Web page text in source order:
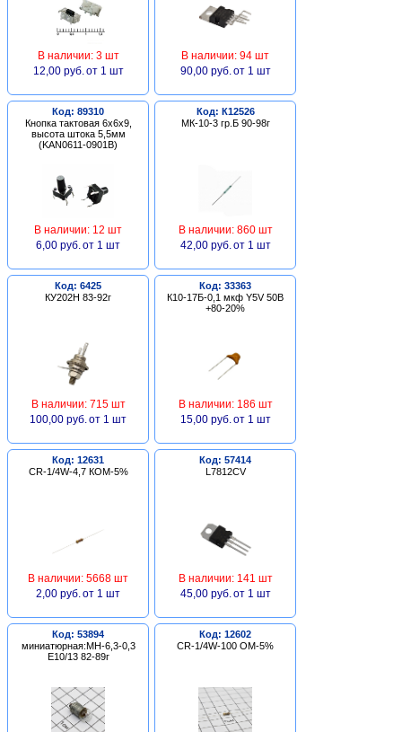
В наличии: 3 шт
12,00 руб. от 1 шт
В наличии: 94 шт
90,00 руб. от 1 шт
Код: 89310
Кнопка тактовая 6х6х9,
высота штока 5,5мм
(KAN0611-0901B)
В наличии: 12 шт
6,00 руб. от 1 шт
Код: К12526
МК-10-3 гр.Б 90-98г
В наличии: 860 шт
42,00 руб. от 1 шт
Код: 6425
КУ202Н 83-92г
В наличии: 715 шт
100,00 руб. от 1 шт
Код: 33363
К10-17Б-0,1 мкф Y5V 50В
+80-20%
В наличии: 186 шт
15,00 руб. от 1 шт
Код: 12631
CR-1/4W-4,7 КОМ-5%
В наличии: 5668 шт
2,00 руб. от 1 шт
Код: 57414
L7812CV
В наличии: 141 шт
45,00 руб. от 1 шт
Код: 53894
миниатюрная:МН-6,3-0,3
Е10/13 82-89г
Код: 12602
CR-1/4W-100 ОМ-5%